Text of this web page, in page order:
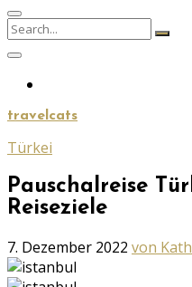
Search
Search
travelcats
Türkei
Pauschalreise
Reiseziele
Geschrieben
am
7. Dezember 2022 von